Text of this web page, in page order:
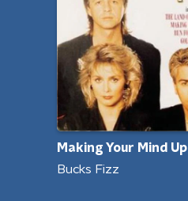
Making Your Mind Up
Bucks Fizz